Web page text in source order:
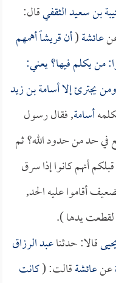
بن سعيد الثقفيقال:
عائشة(أن قريشاً أهمهم
من يكلم فيها؟ يعني:
يجترئ إلاأسامة بن زيد
أسامة, فقال رسول
في حد من حدود الله؟ ثم
أنهم كانوا إذا سرق
أقاموا عليه الحد,
يدها ).
قالا: حدثناعبد الرزاق
عنعائشةقالت: (كانت